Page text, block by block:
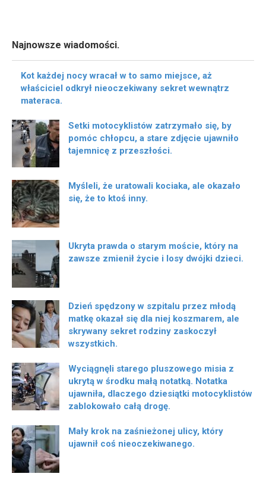
Najnowsze wiadomości.
Kot każdej nocy wracał w to samo miejsce, aż
właściciel odkrył nieoczekiwany sekret wewnątrz
materaca.
Setki motocyklistów zatrzymało się, by
pomóc chłopcu, a stare zdjęcie ujawniło
tajemnicę z przeszłości.
Myśleli, że uratowali kociaka, ale okazało
się, że to ktoś inny.
Ukryta prawda o starym moście, który na
zawsze zmienił życie i losy dwójki dzieci.
Dzień spędzony w szpitalu przez młodą
matkę okazał się dla niej koszmarem, ale
skrywany sekret rodziny zaskoczył
wszystkich.
Wyciągnęli starego pluszowego misia z
ukrytą w środku małą notatką. Notatka
ujawniła, dlaczego dziesiątki motocyklistów
zablokowało całą drogę.
Mały krok na zaśnieżonej ulicy, który
ujawnił coś nieoczekiwanego.